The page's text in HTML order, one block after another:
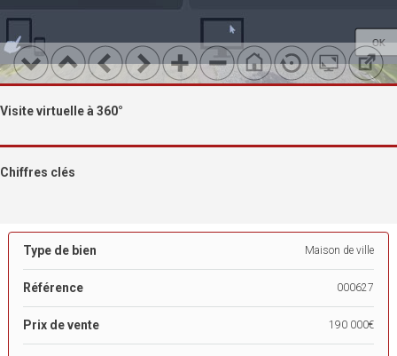
Visite virtuelle à 360°
Chiffres clés
Type de bien Maison de ville
Référence 000627
Prix de vente 190 000€